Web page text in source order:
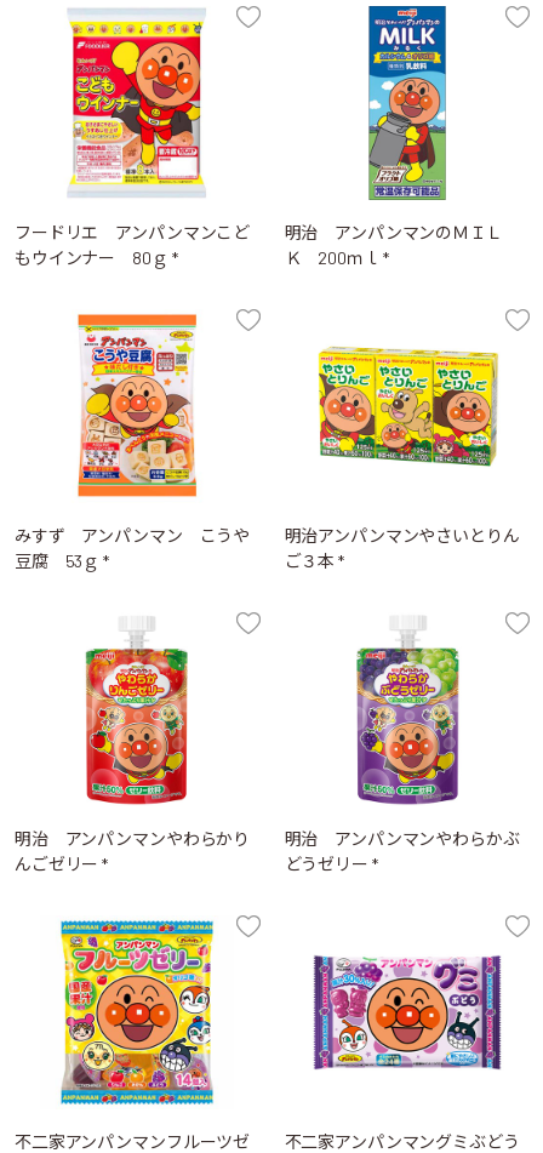
フードリエ アンパンマンこど
もウインナー 80ｇ *
明治 アンパンマンのＭＩＬ
Ｋ 200ｍｌ *
みすず アンパンマン こうや
豆腐 53ｇ *
明治アンパンマンやさいとりん
ご３本 *
明治 アンパンマンやわらかり
んごゼリー *
明治 アンパンマンやわらかぶ
どうゼリー *
不二家アンパンマンフルーツゼ
不二家アンパンマングミぶどう